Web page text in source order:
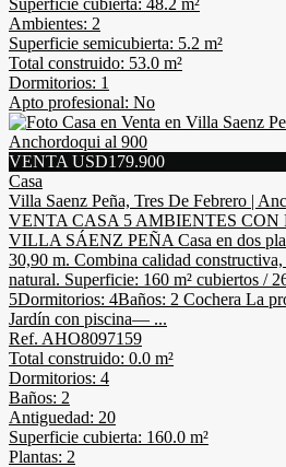
Superficie cubierta: 48.2 m²
Ambientes: 2
Superficie semicubierta: 5.2 m²
Total construido: 53.0 m²
Dormitorios: 1
Apto profesional: No
VENTA USD179.900
Casa
Villa Saenz Peña, Tres De Febrero |
VENTA CASA 5 AMBIENTES
VILLA SÁENZ PEÑA Casa en dos
30,90 m. Combina calidad
natural. Superficie: 160 m² cubiertos /
5Dormitorios: 4Baños: 2 Cochera La
Jardín con piscina— ...
Ref. AHO8097159
Total construido: 0.0 m²
Dormitorios: 4
Baños: 2
Antiguedad: 20
Superficie cubierta: 160.0 m²
Plantas: 2